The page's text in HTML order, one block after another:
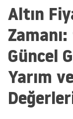
Altın
Güncel
Yarım